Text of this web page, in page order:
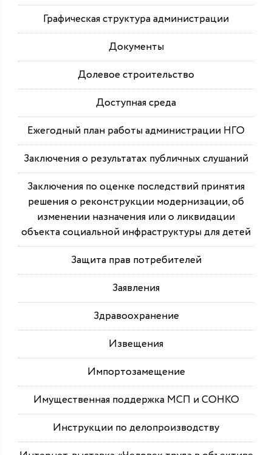
Графическая структура администрации
Документы
Долевое строительство
Доступная среда
Ежегодный план работы администрации НГО
Заключения о результатах публичных слушаний
Заключения по оценке последствий принятия
решения о реконструкции модернизации, об
изменении назначения или о ликвидации
объекта социальной инфраструктуры для детей
Защита прав потребителей
Заявления
Здравоохранение
Извещения
Импортозамещение
Имущественная поддержка МСП и СОНКО
Инструкции по делопроизводству